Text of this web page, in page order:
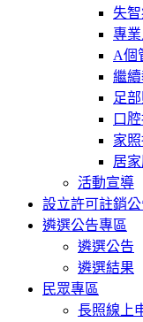
失
專
A個
繼
足
口
家
居
活動宣導
設立許可註銷公
遴選公告專區
遴選公告
遴選結果
民眾專區
長照線上